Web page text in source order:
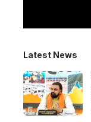
Latest News